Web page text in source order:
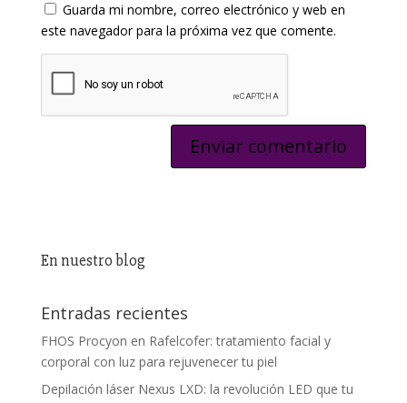
Guarda mi nombre, correo electrónico y web en
este navegador para la próxima vez que comente.
En nuestro blog
Entradas recientes
FHOS Procyon en Rafelcofer: tratamiento facial y
corporal con luz para rejuvenecer tu piel
Depilación láser Nexus LXD: la revolución LED que tu